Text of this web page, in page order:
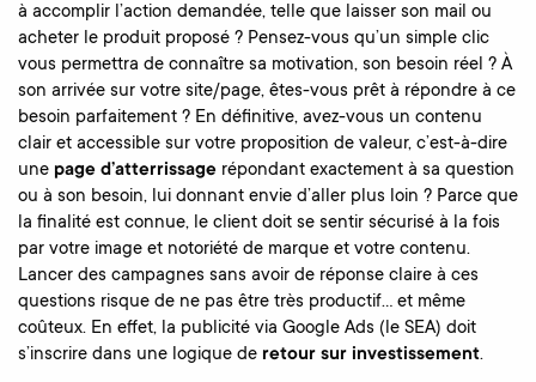
à accomplir l’action demandée, telle que laisser son mail ou
acheter le produit proposé ? Pensez-vous qu’un simple clic
vous permettra de connaître sa motivation, son besoin réel ? À
son arrivée sur votre site/page, êtes-vous prêt à répondre à ce
besoin parfaitement ? En définitive, avez-vous un contenu
clair et accessible sur votre proposition de valeur, c’est-à-dire
une page d’atterrissage répondant exactement à sa question
ou à son besoin, lui donnant envie d’aller plus loin ? Parce que
la finalité est connue, le client doit se sentir sécurisé à la fois
par votre image et notoriété de marque et votre contenu.
Lancer des campagnes sans avoir de réponse claire à ces
questions risque de ne pas être très productif… et même
coûteux. En effet, la publicité via Google Ads (le SEA) doit
s’inscrire dans une logique de retour sur investissement.